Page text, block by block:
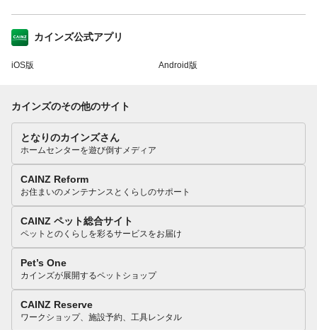
カインズ公式アプリ
iOS版 Android版
カインズのその他のサイト
となりのカインズさん
ホームセンターを遊び倒すメディア
CAINZ Reform
お住まいのメンテナンスとくらしのサポート
CAINZ ペット総合サイト
ペットとのくらしを彩るサービスをお届け
Pet’s One
カインズが展開するペットショップ
CAINZ Reserve
ワークショップ、施設予約、工具レンタル